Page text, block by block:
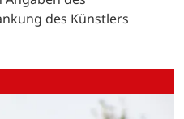
des Künstlers